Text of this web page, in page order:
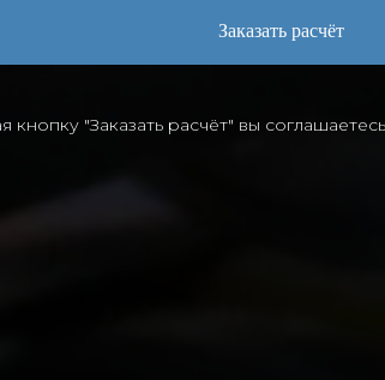
Заказать расчёт
кнопку "Заказать расчёт" вы